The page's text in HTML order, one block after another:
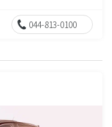
044-813-0100